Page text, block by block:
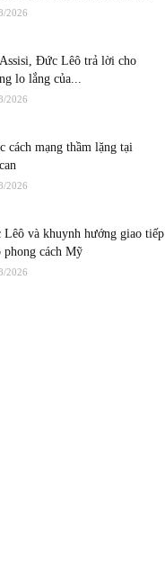
2026
Đức Lêô trả lời cho
lo lắng của...
2026
cách mạng thầm lặng tại
2026
và khuynh hướng giao tiếp
phong cách Mỹ
2026